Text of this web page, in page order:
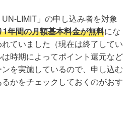
LIMIT」の申し込み者を対象
年間の月額基本料金が無料にな
ていました（現在は終了してい
時期によってポイント還元など
を実施しているので、申し込む
かをチェックしておくのがおす